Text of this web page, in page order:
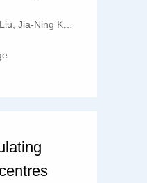
Ji, Chen Yi, Si-Yu Liu, Bo
Jia-Ning Kang, Yunlong